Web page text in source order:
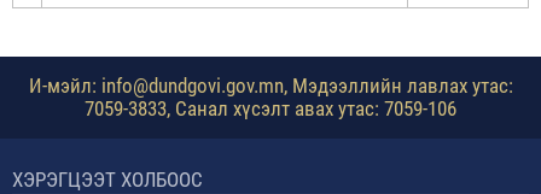
И-мэйл: info@dundgovi.gov.mn, Мэдээллийн лавлах утас:
7059-3833, Санал хүсэлт авах утас: 7059-106
ХЭРЭГЦЭЭТ ХОЛБООС